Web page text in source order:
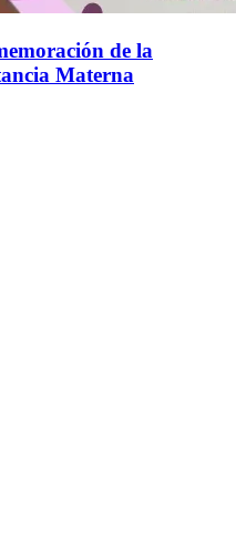
de la
Materna